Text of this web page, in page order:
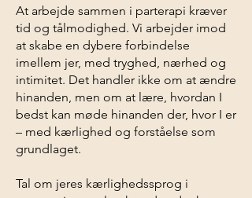
At arbejde sammen i parterapi kræver
tid og tålmodighed. Vi arbejder imod
at skabe en dybere forbindelse
imellem jer, med tryghed, nærhed og
intimitet. Det handler ikke om at ændre
hinanden, men om at lære, hvordan I
bedst kan møde hinanden der, hvor I er
– med kærlighed og forståelse som
grundlaget.
Tal om jeres kærlighedssprog i